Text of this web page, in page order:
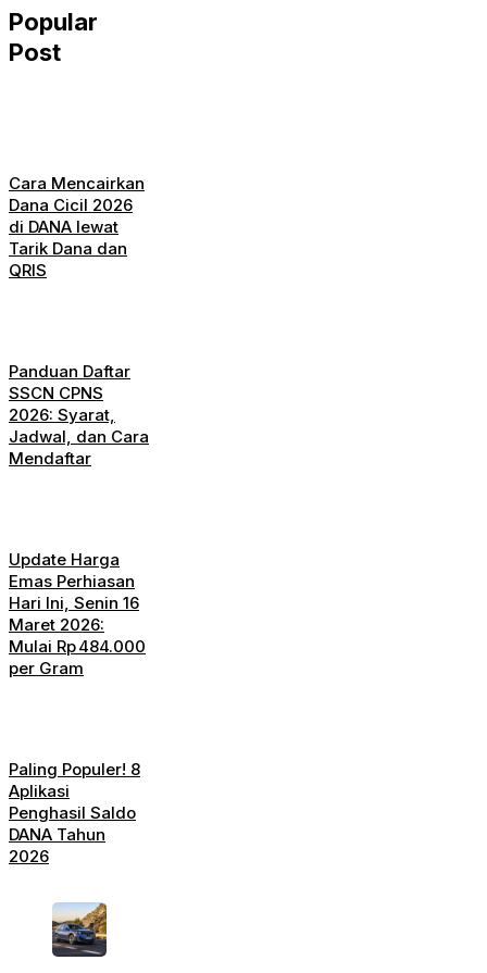
Popular
Post
Cara Mencairkan
Dana Cicil 2026
di DANA lewat
Tarik Dana dan
QRIS
Panduan Daftar
SSCN CPNS
2026: Syarat,
Jadwal, dan Cara
Mendaftar
Update Harga
Emas Perhiasan
Hari Ini, Senin 16
Maret 2026:
Mulai Rp 484.000
per Gram
Paling Populer! 8
Aplikasi
Penghasil Saldo
DANA Tahun
2026